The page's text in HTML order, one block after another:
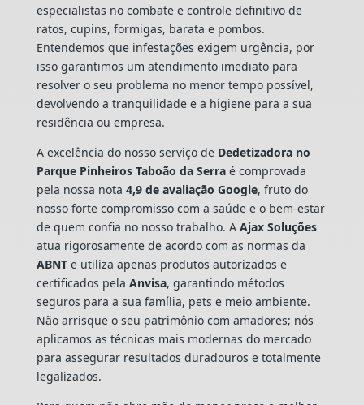
especialistas no combate e controle definitivo de
ratos, cupins, formigas, barata e pombos.
Entendemos que infestações exigem urgência, por
isso garantimos um atendimento imediato para
resolver o seu problema no menor tempo possível,
devolvendo a tranquilidade e a higiene para a sua
residência ou empresa.
A excelência do nosso serviço de Dedetizadora no
Parque Pinheiros Taboão da Serraé comprovada
pela nossa nota 4,9 de avaliação Google, fruto do
nosso forte compromisso com a saúde e o bem-estar
de quem confia no nosso trabalho. A Ajax Soluções
atua rigorosamente de acordo com as normas da
ABNTe utiliza apenas produtos autorizados e
certificados pela Anvisa, garantindo métodos
seguros para a sua família, pets e meio ambiente.
Não arrisque o seu patrimônio com amadores; nós
aplicamos as técnicas mais modernas do mercado
para assegurar resultados duradouros e totalmente
legalizados.